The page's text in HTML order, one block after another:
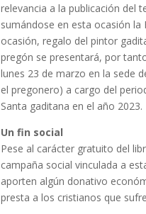
relevancia a la publicación del
sumándose en esta ocasión la
ocasión, regalo del pintor
pregón se presentará, por
lunes 23 de marzo en la sede
el pregonero) a cargo del
Santa gaditana en el año 2023.
Un fin social
Pese al carácter gratuito del
campaña social vinculada a
aporten algún donativo
presta a los cristianos que